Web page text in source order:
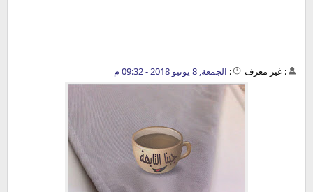
: غير معرف : الجمعة, 8 يونيو 2018 - 09:32 م